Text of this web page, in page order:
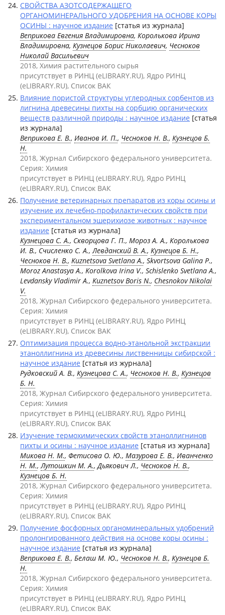
СВОЙСТВА АЗОТСОДЕРЖАЩЕГО
ОРГАНОМИНЕРАЛЬНОГО УДОБРЕНИЯ НА ОСНОВЕ КОРЫ
ОСИНЫ : научное издание [статья из журнала]
Веприкова Евгения Владимировна, Королькова Ирина
Владимировна, Кузнецов Борис Николаевич, Чесноков
Николай Васильевич
2018, Химия растительного сырья
присутствует в РИНЦ (eLIBRARY.RU), Ядро РИНЦ
(eLIBRARY.RU), Список ВАК
Влияние пористой структуры углеродных сорбентов из
лигнина древесины пихты на сорбцию органических
веществ различной природы : научное издание [статья
из журнала]
Веприкова Е. В., Иванов И. П., Чесноков Н. В., Кузнецов Б.
Н.
2018, Журнал Сибирского федерального университета.
Серия: Химия
присутствует в РИНЦ (eLIBRARY.RU), Ядро РИНЦ
(eLIBRARY.RU), Список ВАК
Получение ветеринарных препаратов из коры осины и
изучение их лечебно-профилактических свойств при
экспериментальном эшерихиозе животных : научное
издание [статья из журнала]
Кузнецова С. А., Скворцова Г. П., Мороз А. А., Королькова
И. В., Счисленко С. А.,Левданский В. А., Кузнецов Б. Н.,
Чесноков Н. В., Kuznetsova Svetlana A., Skvortsova Galina P.,
Moroz Anastasya A., Korolkova Irina V., Schislenko Svetlana A.,
Levdansky Vladimir A., Kuznetsov Boris N., Chesnokov Nikolai
V.
2018, Журнал Сибирского федерального университета.
Серия: Химия
присутствует в РИНЦ (eLIBRARY.RU), Ядро РИНЦ
(eLIBRARY.RU), Список ВАК
Оптимизация процесса водно-этанольной экстракции
этаноллигнина из древесины лиственницы сибирской :
научное издание [статья из журнала]
Рудковский А. В., Кузнецова С. А., Чесноков Н. В., Кузнецов
Б. Н.
2018, Журнал Сибирского федерального университета.
Серия: Химия
присутствует в РИНЦ (eLIBRARY.RU), Ядро РИНЦ
(eLIBRARY.RU), Список ВАК
Изучение термохимических свойств этаноллигнинов
пихты и осины : научное издание [статья из журнала]
Микова Н. М., Фетисова О. Ю., Мазурова Е. В., Иванченко
Н. М.,Лутошкин М. А., Дьякович Л., Чесноков Н. В.,
Кузнецов Б. Н.
2018, Журнал Сибирского федерального университета.
Серия: Химия
присутствует в РИНЦ (eLIBRARY.RU), Ядро РИНЦ
(eLIBRARY.RU), Список ВАК
Получение фосфорных органоминеральных удобрений
пролонгированного действия на основе коры осины :
научное издание [статья из журнала]
Веприкова Е. В., Белaш М. Ю., Чесноков Н. В., Кузнецов Б.
Н.
2018, Журнал Сибирского федерального университета.
Серия: Химия
присутствует в РИНЦ (eLIBRARY.RU), Ядро РИНЦ
(eLIBRARY.RU), Список ВАК